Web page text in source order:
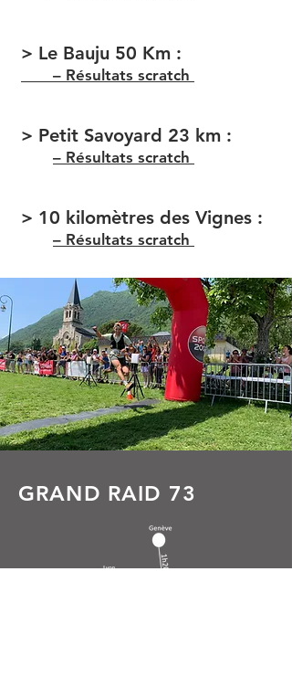
> Le Bauju 50 Km :
– Résultats scratch
> Petit Savoyard 23 km :
– Résultats scratch
> 10 kilomètres des Vignes :
– Résultats scratch
GRAND RAID 73